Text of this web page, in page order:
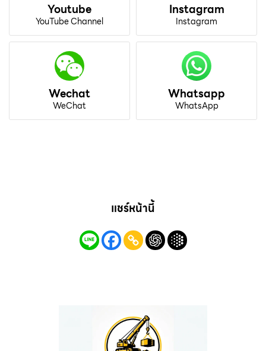
Youtube
YouTube Channel
Instagram
Instagram
Wechat
WeChat
Whatsapp
WhatsApp
แชร์หน้านี้